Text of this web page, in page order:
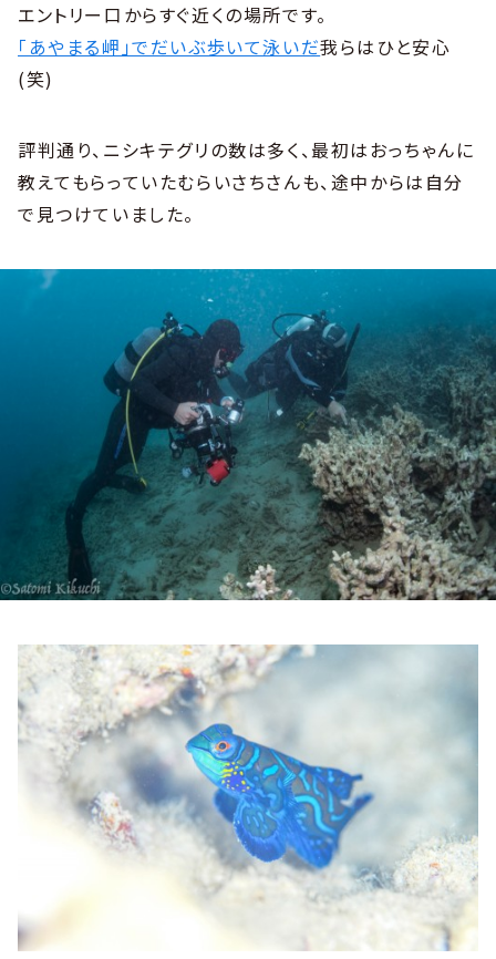
エントリー口からすぐ近くの場所です。
「あやまる岬」でだいぶ歩いて泳いだ我らはひと安心
(笑)
評判通り、ニシキテグリの数は多く、最初はおっちゃんに
教えてもらっていたむらいさちさんも、途中からは自分
で見つけていました。